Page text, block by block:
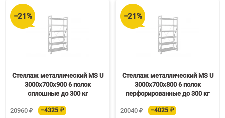
−21%
Стеллаж металлический MS U
3000х700х900 6 полок
сплошные до 300 кг
20960 ₽ −4325 ₽
−21%
Стеллаж металлический MS U
3000х700х800 6 полок
перфорированные до 300 кг
20040 ₽ −4025 ₽